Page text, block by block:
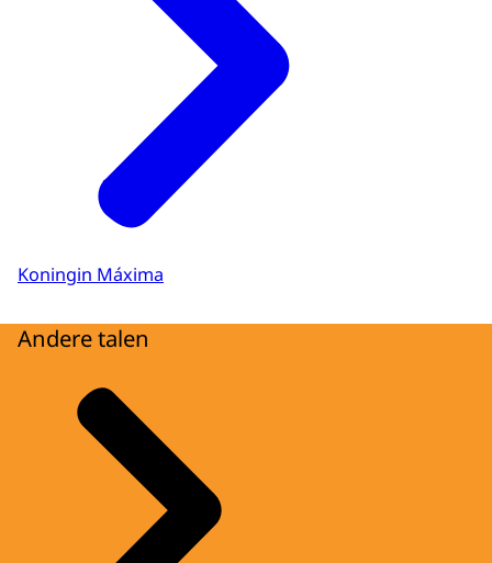
Koningin Máxima
Andere talen